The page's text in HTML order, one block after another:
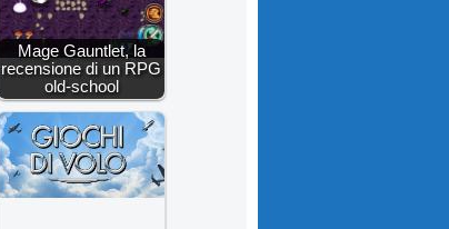
Mage Gauntlet, la
recensione di un RPG
old-school